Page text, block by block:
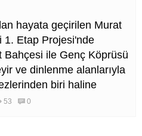
hayata geçirilen Murat
1. Etap Projesi'nde
Bahçesi ile Genç Köprüsü
ve dinlenme alanlarıyla
biri haline
53 0